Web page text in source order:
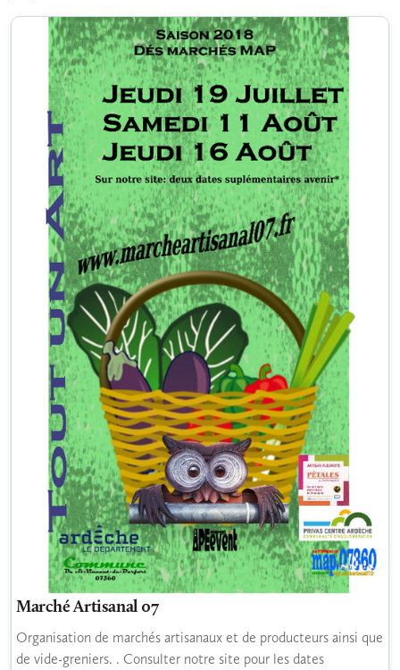
Marché Artisanal 07
Organisation de marchés artisanaux et de producteurs ainsi que
de vide-greniers. . Consulter notre site pour les dates